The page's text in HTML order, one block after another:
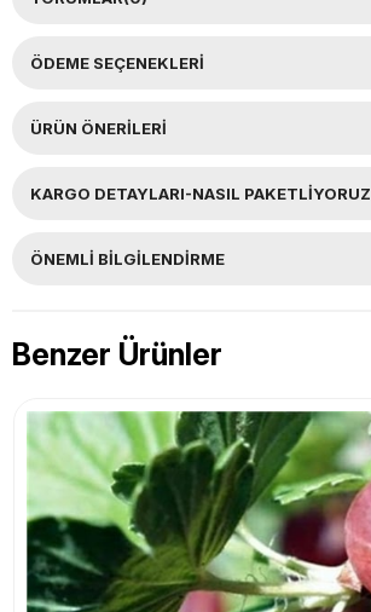
ÖDEME SEÇENEKLERI
ÜRÜN ÖNERILERI
KARGO DETAYLARI-NASIL PAKETLİYORUZ
ÖNEMLI BILGILENDIRME
Benzer Ürünler